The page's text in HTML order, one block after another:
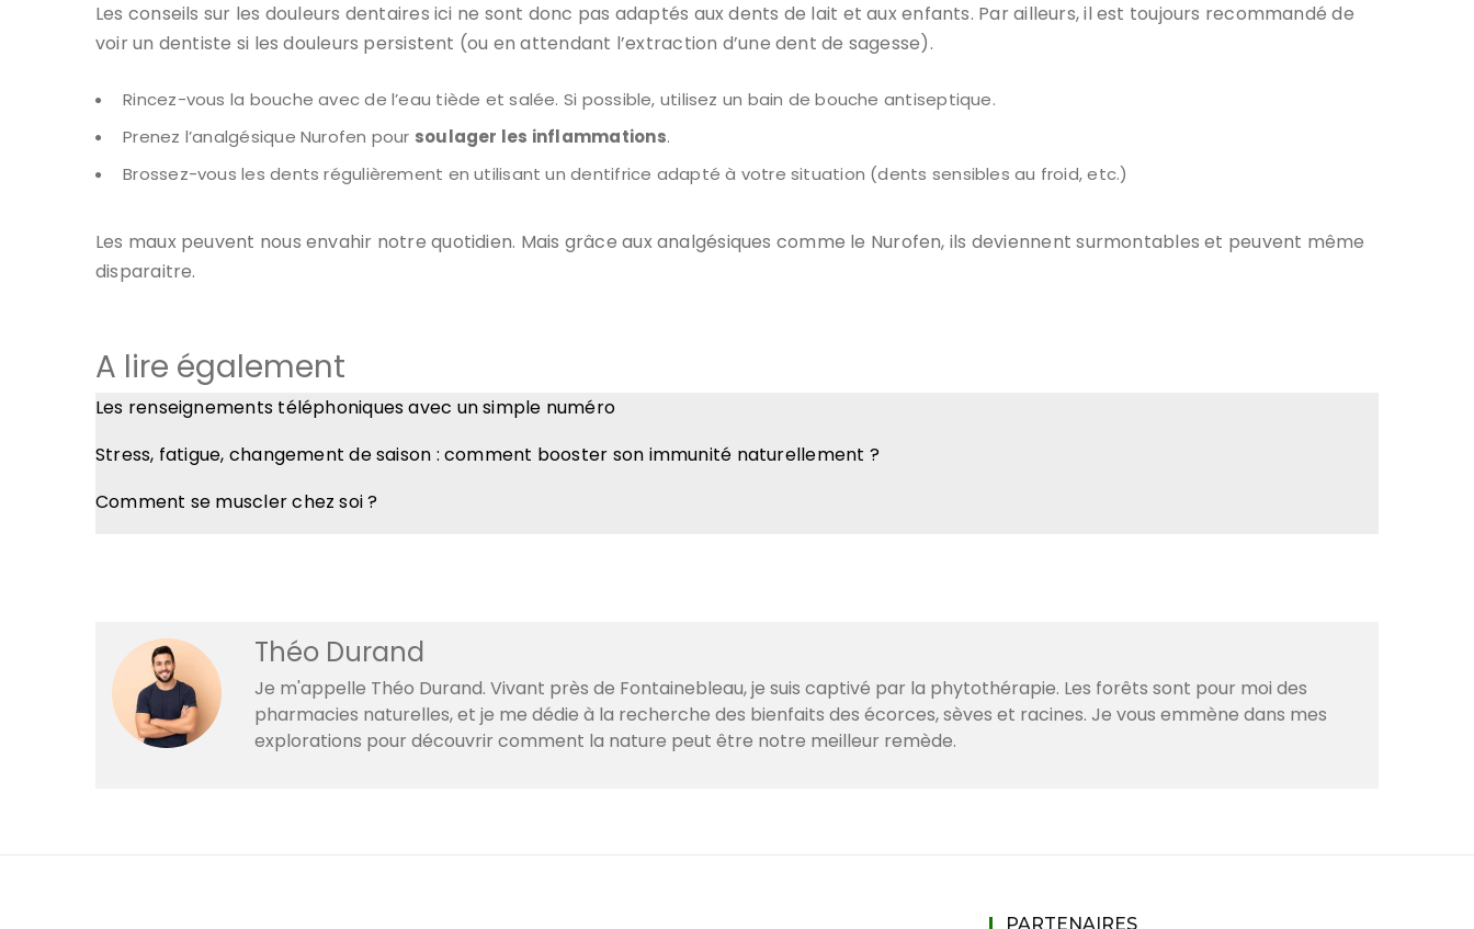
Les conseils sur les douleurs dentaires ici ne sont donc pas adaptés aux dents de lait et aux enfants. Par ailleurs, il est toujours recommandé de
voir un dentiste si les douleurs persistent (ou en attendant l’extraction d’une dent de sagesse).
Rincez-vous la bouche avec de l’eau tiède et salée. Si possible, utilisez un bain de bouche antiseptique.
Prenez l’analgésique Nurofen pour soulager les inflammations.
Brossez-vous les dents régulièrement en utilisant un dentifrice adapté à votre situation (dents sensibles au froid, etc.)
Les maux peuvent nous envahir notre quotidien. Mais grâce aux analgésiques comme le Nurofen, ils deviennent surmontables et peuvent même
disparaitre.
A lire également
Les renseignements téléphoniques avec un simple numéro
Stress, fatigue, changement de saison : comment booster son immunité naturellement ?
Comment se muscler chez soi ?
Théo Durand
Je m'appelle Théo Durand. Vivant près de Fontainebleau, je suis captivé par la phytothérapie. Les forêts sont pour moi des
pharmacies naturelles, et je me dédie à la recherche des bienfaits des écorces, sèves et racines. Je vous emmène dans mes
explorations pour découvrir comment la nature peut être notre meilleur remède.
PARTENAIRES